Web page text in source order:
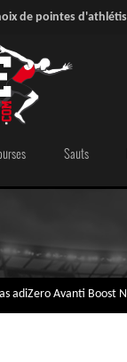
de pointes
Sauts
adiZero Avanti Boost